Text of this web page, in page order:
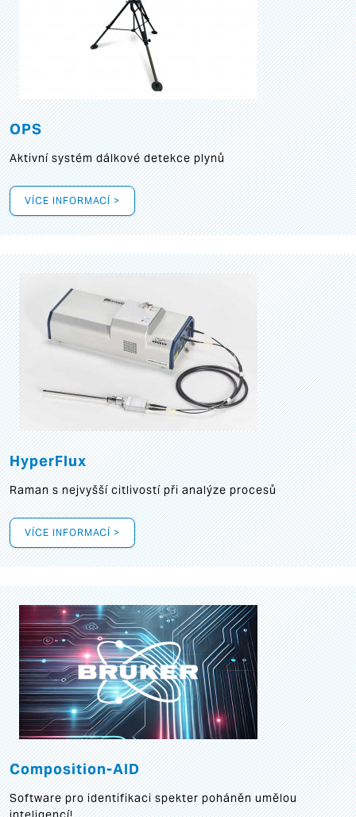
OPS
Aktivní systém dálkové detekce plynů
VÍCE INFORMACÍ >
HyperFlux
Raman s nejvyšší citlivostí při analýze procesů
VÍCE INFORMACÍ >
Composition-AID
Software pro identifikaci spekter poháněn umělou